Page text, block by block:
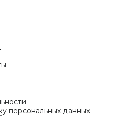
персональных данных